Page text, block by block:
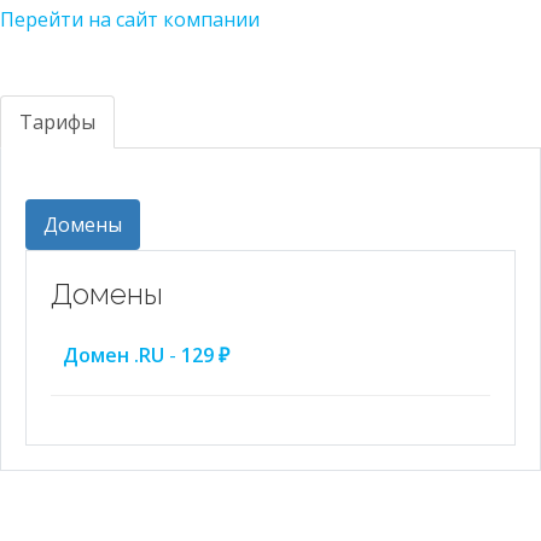
Перейти на сайт компании
Тарифы
Домены
Домены
Домен .RU - 129 ₽